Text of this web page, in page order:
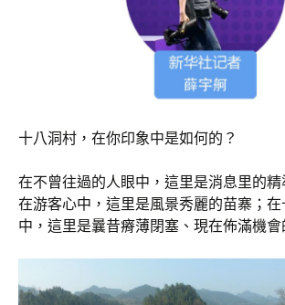
十八洞村，在你印象中是如何的？
在不曾往過的人眼中，這里是消息里的精
在游客心中，這里是風景秀麗的苗寨；
中，這里是曩昔瘠薄閉塞、現在佈滿機會